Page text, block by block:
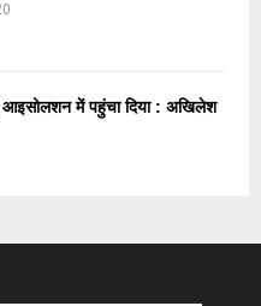
आइसोलशन में पहुंचा दिया : अखिलेश